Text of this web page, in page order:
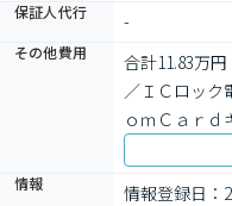
保証人代行 -
その他費用
合計11.83万
／ＩＣロック
ｏｍＣａｒｄ
情報
情報登録日：